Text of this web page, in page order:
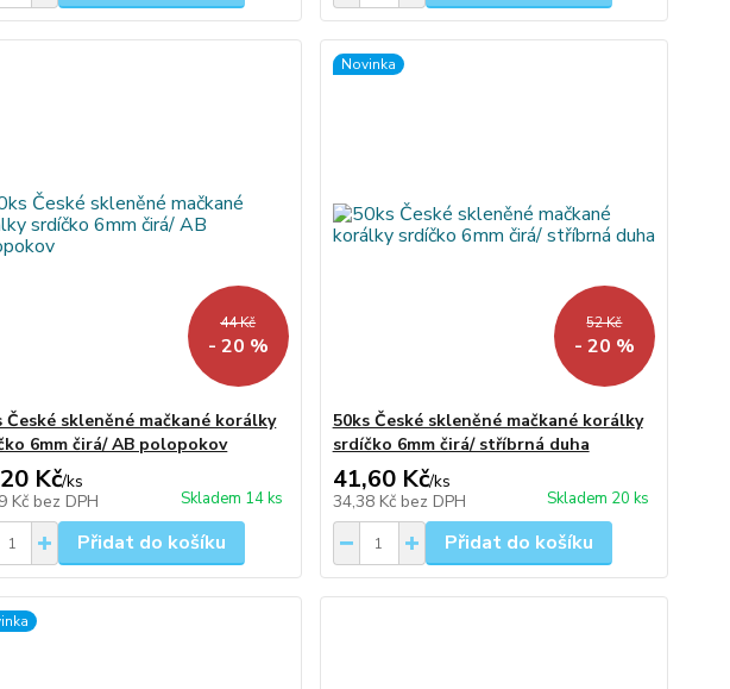
44 Kč
- 20 %
České skleněné mačkané korálky
6mm čirá/ AB polopokov
Kč/ks
Kč bez DPH Skladem 14 ks
Přidat do košíku
Novinka
52 Kč
- 20 %
50ks České skleněné mačkané korálky
srdíčko 6mm čirá/ stříbrná duha
41,60 Kč/ks
34,38 Kč bez DPH Skladem 20 ks
Přidat do košíku